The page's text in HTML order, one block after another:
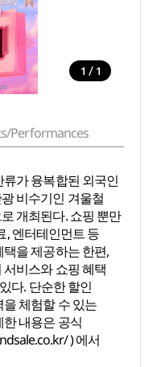
1 / 1
Performances
가 융복합된 외국인
비수기인 겨울철
개최된다. 쇼핑 뿐만
, 엔터테인먼트 등
을 제공하는 한편,
비스와 쇼핑 혜택
다. 단순한 할인
체험할 수 있는
내용은 공식
) 에서